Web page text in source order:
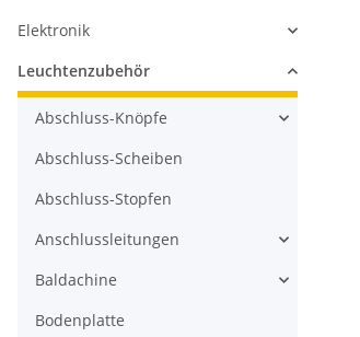
Elektronik
Leuchtenzubehör
Abschluss-Knöpfe
Abschluss-Scheiben
Abschluss-Stopfen
Anschlussleitungen
Baldachine
Bodenplatte